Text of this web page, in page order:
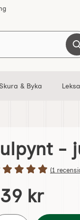
& Byka
- julgirlang --
Betyg: 5
(1
denna produkt
kr